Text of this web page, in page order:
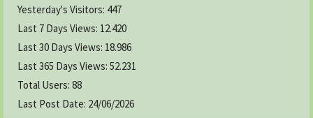
Yesterday's Visitors: 447
Last 7 Days Views: 12.420
Last 30 Days Views: 18.986
Last 365 Days Views: 52.231
Total Users: 88
Last Post Date: 24/06/2026